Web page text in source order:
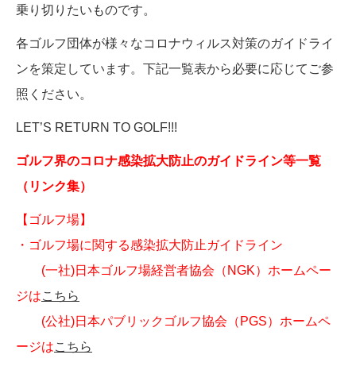
乗り切りたいものです。
各ゴルフ団体が様々なコロナウィルス対策のガイドライ
ンを策定しています。下記一覧表から必要に応じてご参
照ください。
LET’S RETURN TO GOLF!!!
ゴルフ界のコロナ感染拡大防止のガイドライン等一覧
（リンク集）
【ゴルフ場】
・ゴルフ場に関する感染拡大防止ガイドライン
(一社)日本ゴルフ場経営者協会（NGK）ホームペー
ジはこちら
(公社)日本パブリックゴルフ協会（PGS）ホームペ
ージはこちら